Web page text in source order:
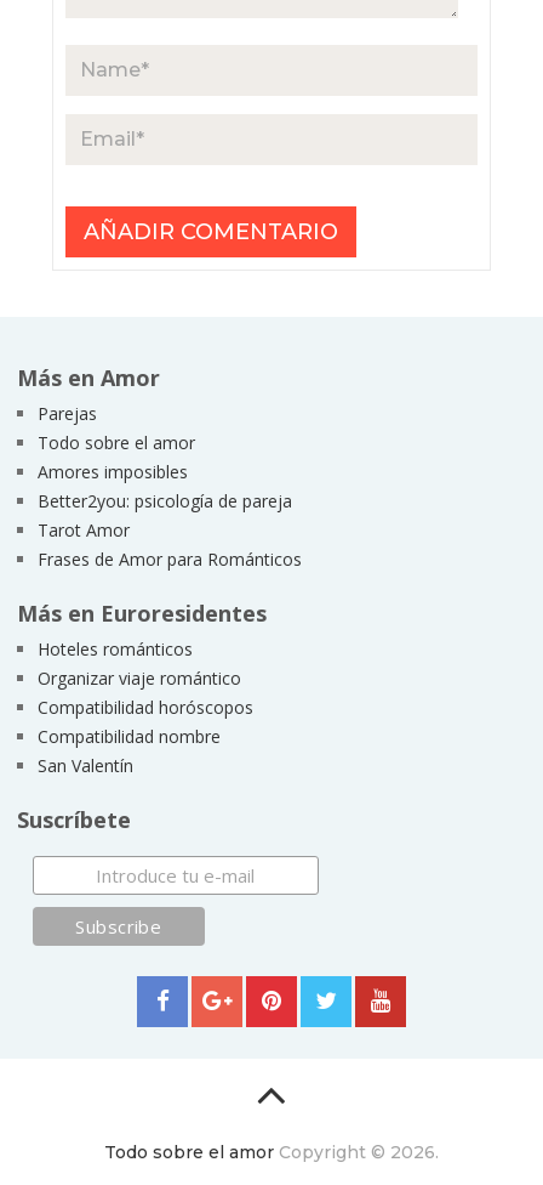
Más en Amor
Parejas
Todo sobre el amor
Amores imposibles
Better2you: psicología de pareja
Tarot Amor
Frases de Amor para Románticos
Más en Euroresidentes
Hoteles románticos
Organizar viaje romántico
Compatibilidad horóscopos
Compatibilidad nombre
San Valentín
Suscríbete
Todo sobre el amor Copyright © 2026.